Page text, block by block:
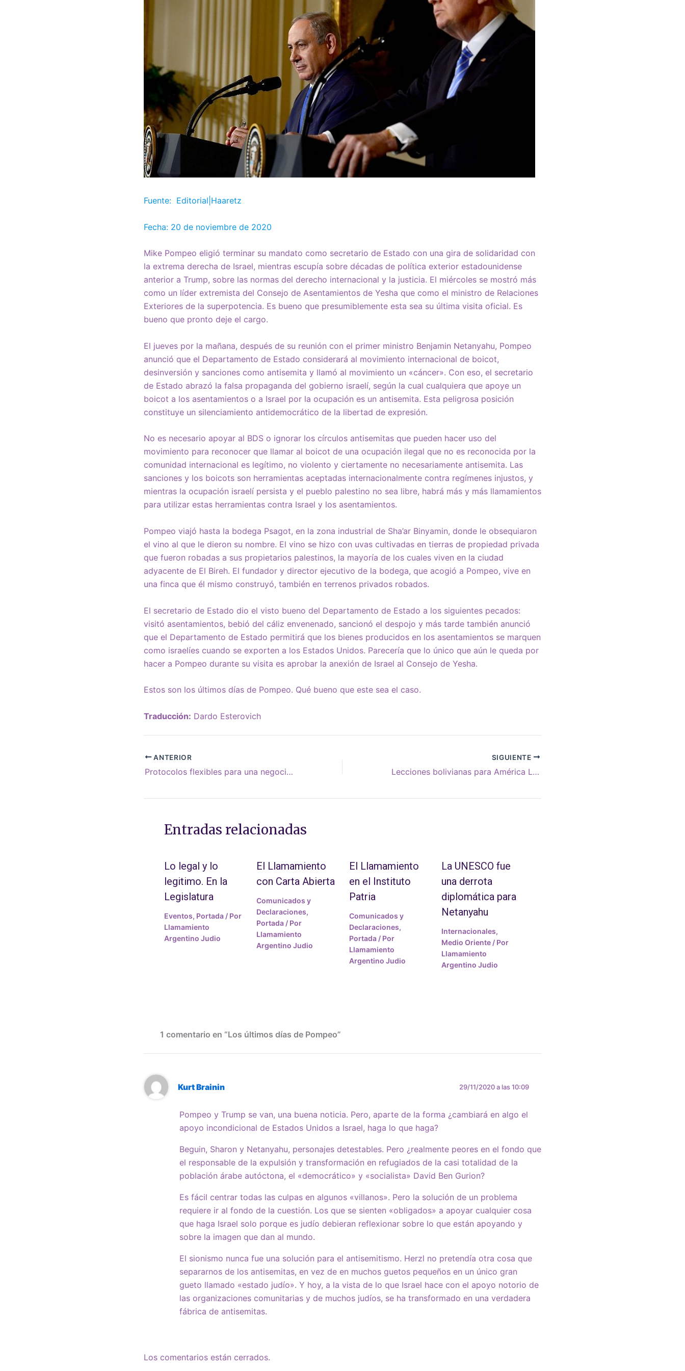
Fuente: Editorial|Haaretz
Fecha: 20 de noviembre de 2020
Mike Pompeo eligió terminar su mandato como secretario de Estado con una gira de solidaridad con
la extrema derecha de Israel, mientras escupía sobre décadas de política exterior estadounidense
anterior a Trump, sobre las normas del derecho internacional y la justicia. El miércoles se mostró más
como un líder extremista del Consejo de Asentamientos de Yesha que como el ministro de Relaciones
Exteriores de la superpotencia. Es bueno que presumiblemente esta sea su última visita oficial. Es
bueno que pronto deje el cargo.
El jueves por la mañana, después de su reunión con el primer ministro Benjamin Netanyahu, Pompeo
anunció que el Departamento de Estado considerará al movimiento internacional de boicot,
desinversión y sanciones como antisemita y llamó al movimiento un «cáncer». Con eso, el secretario
de Estado abrazó la falsa propaganda del gobierno israelí, según la cual cualquiera que apoye un
boicot a los asentamientos o a Israel por la ocupación es un antisemita. Esta peligrosa posición
constituye un silenciamiento antidemocrático de la libertad de expresión.
No es necesario apoyar al BDS o ignorar los círculos antisemitas que pueden hacer uso del
movimiento para reconocer que llamar al boicot de una ocupación ilegal que no es reconocida por la
comunidad internacional es legítimo, no violento y ciertamente no necesariamente antisemita. Las
sanciones y los boicots son herramientas aceptadas internacionalmente contra regímenes injustos, y
mientras la ocupación israelí persista y el pueblo palestino no sea libre, habrá más y más llamamientos
para utilizar estas herramientas contra Israel y los asentamientos.
Pompeo viajó hasta la bodega Psagot, en la zona industrial de Sha’ar Binyamin, donde le obsequiaron
el vino al que le dieron su nombre. El vino se hizo con uvas cultivadas en tierras de propiedad privada
que fueron robadas a sus propietarios palestinos, la mayoría de los cuales viven en la ciudad
adyacente de El Bireh. El fundador y director ejecutivo de la bodega, que acogió a Pompeo, vive en
una finca que él mismo construyó, también en terrenos privados robados.
El secretario de Estado dio el visto bueno del Departamento de Estado a los siguientes pecados:
visitó asentamientos, bebió del cáliz envenenado, sancionó el despojo y más tarde también anunció
que el Departamento de Estado permitirá que los bienes producidos en los asentamientos se marquen
como israelíes cuando se exporten a los Estados Unidos. Parecería que lo único que aún le queda por
hacer a Pompeo durante su visita es aprobar la anexión de Israel al Consejo de Yesha.
Estos son los últimos días de Pompeo. Qué bueno que este sea el caso.
Traducción: Dardo Esterovich
ANTERIOR
Protocolos flexibles para una negociación enrarecida
SIGUIENTE
Lecciones bolivianas para América Latina
Entradas relacionadas
Lo legal y lo
legitimo. En la
Legislatura
Eventos, Portada / Por
Llamamiento
Argentino Judio
El Llamamiento
con Carta Abierta
Comunicados y
Declaraciones,
Portada / Por
Llamamiento
Argentino Judio
El Llamamiento
en el Instituto
Patria
Comunicados y
Declaraciones,
Portada/ Por
Llamamiento
Argentino Judio
La UNESCO fue
una derrota
diplomática para
Netanyahu
Internacionales,
Medio Oriente/ Por
Llamamiento
Argentino Judio
1 comentario en “Los últimos días de Pompeo”
Kurt Brainin 29/11/2020 a las 10:09
Pompeo y Trump se van, una buena noticia. Pero, aparte de la forma ¿cambiará en algo el
apoyo incondicional de Estados Unidos a Israel, haga lo que haga?
Beguin, Sharon y Netanyahu, personajes detestables. Pero ¿realmente peores en el fondo que
el responsable de la expulsión y transformación en refugiados de la casi totalidad de la
población árabe autóctona, el «democrático» y «socialista» David Ben Gurion?
Es fácil centrar todas las culpas en algunos «villanos». Pero la solución de un problema
requiere ir al fondo de la cuestión. Los que se sienten «obligados» a apoyar cualquier cosa
que haga Israel solo porque es judío debieran reflexionar sobre lo que están apoyando y
sobre la imagen que dan al mundo.
El sionismo nunca fue una solución para el antisemitismo. Herzl no pretendía otra cosa que
separarnos de los antisemitas, en vez de en muchos guetos pequeños en un único gran
gueto llamado «estado judío». Y hoy, a la vista de lo que Israel hace con el apoyo notorio de
las organizaciones comunitarias y de muchos judíos, se ha transformado en una verdadera
fábrica de antisemitas.
Los comentarios están cerrados.